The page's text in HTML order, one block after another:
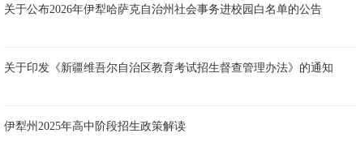
关于公布2026年伊犁哈萨克自治州社会事务进校园白名单的公告
关于印发《新疆维吾尔自治区教育考试招生督查管理办法》的通知
伊犁州2025年高中阶段招生政策解读